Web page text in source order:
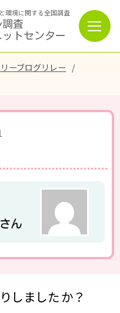
環境に関する全国調査
調査
トセンター
ーブログリレー
ん
しましたか？